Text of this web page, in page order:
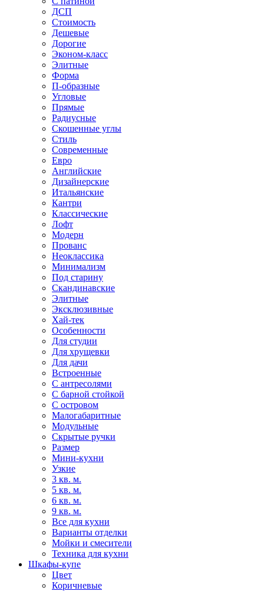
ДСП
Стоимость
Дешевые
Дорогие
Эконом-класс
Элитные
Форма
П-образные
Угловые
Прямые
Радиусные
Скошенные углы
Стиль
Современные
Евро
Английские
Дизайнерские
Итальянские
Кантри
Классические
Лофт
Модерн
Прованс
Неоклассика
Минимализм
Под старину
Скандинавские
Элитные
Эксклюзивные
Хай-тек
Особенности
Для студии
Для хрущевки
Для дачи
Встроенные
С антресолями
С барной стойкой
С островом
Малогабаритные
Модульные
Скрытые ручки
Размер
Мини-кухни
Узкие
3 кв. м.
5 кв. м.
6 кв. м.
9 кв. м.
Все для кухни
Варианты отделки
Мойки и смесители
Техника для кухни
Шкафы-купе
Цвет
Коричневые